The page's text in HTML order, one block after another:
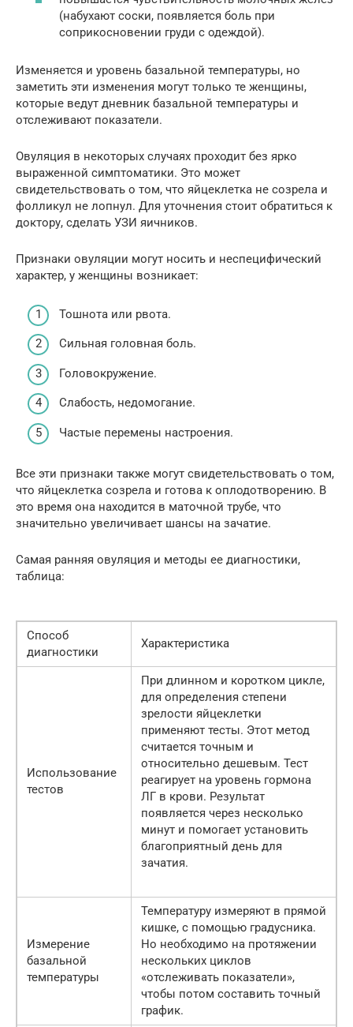
(набухают соски, появляется боль при
соприкосновении груди с одеждой).
Изменяется и уровень базальной температуры, но
заметить эти изменения могут только те женщины,
которые ведут дневник базальной температуры и
отслеживают показатели.
Овуляция в некоторых случаях проходит без ярко
выраженной симптоматики. Это может
свидетельствовать о том, что яйцеклетка не созрела и
фолликул не лопнул. Для уточнения стоит обратиться к
доктору, сделать УЗИ яичников.
Признаки овуляции могут носить и неспецифический
характер, у женщины возникает:
Тошнота или рвота.
Сильная головная боль.
Головокружение.
Слабость, недомогание.
Частые перемены настроения.
Все эти признаки также могут свидетельствовать о том,
что яйцеклетка созрела и готова к оплодотворению. В
это время она находится в маточной трубе, что
значительно увеличивает шансы на зачатие.
Самая ранняя овуляция и методы ее диагностики,
таблица:
Способ
диагностики
Характеристика
Использование
тестов
При длинном и коротком цикле,
для определения степени
зрелости яйцеклетки
применяют тесты. Этот метод
считается точным и
относительно дешевым. Тест
реагирует на уровень гормона
ЛГ в крови. Результат
появляется через несколько
минут и помогает установить
благоприятный день для
зачатия.
Измерение
базальной
температуры
Температуру измеряют в прямой
кишке, с помощью градусника.
Но необходимо на протяжении
нескольких циклов
«отслеживать показатели»,
чтобы потом составить точный
график.